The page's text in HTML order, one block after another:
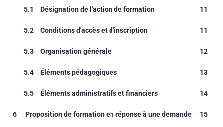
5.1 Désignation de l'action de formation 11
5.2 Conditions d'accès et d'inscription 11
5.3 Organisation générale 12
5.4 Éléments pédagogiques 13
5.5 Éléments administratifs et financiers 14
6 Proposition de formation en réponse à une demande 15